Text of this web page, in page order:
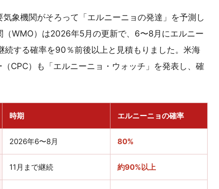
象機関がそろって「エルニーニョの発達」を予測し
WMO）は2026年5月の更新で、6〜8月にエルニー
続する確率を90％前後以上と見積もりました。米海
CPC）も「エルニーニョ・ウォッチ」を発表し、確
時期 エルニーニョの確率
2026年6〜8月 80%
11月まで継続 約90%以上